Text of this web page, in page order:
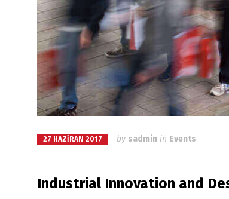
27 HAZIRAN 2017 by sadmin in Events
Industrial Innovation and